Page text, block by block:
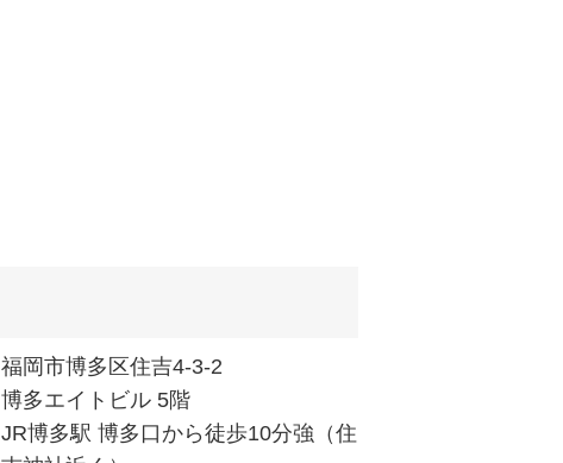
福岡市博多区住吉4-3-2
博多エイトビル 5階
JR博多駅 博多口から徒歩10分強（住